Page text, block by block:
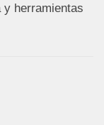
herramientas